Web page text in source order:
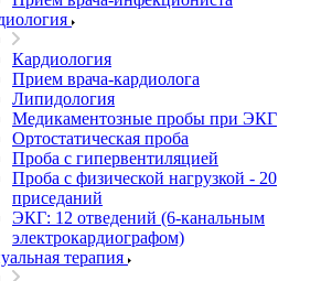
Кардиология
Прием врача-кардиолога
Липидология
Медикаментозные пробы при ЭКГ
Ортостатическая проба
Проба с гипервентиляцией
Проба с физической нагрузкой - 20
приседаний
ЭКГ: 12 отведений (6-канальным
электрокардиографом)
терапия